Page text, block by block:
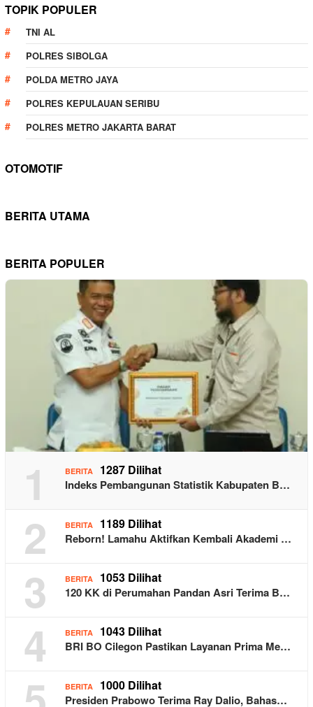
TOPIK POPULER
TNI AL
POLRES SIBOLGA
POLDA METRO JAYA
POLRES KEPULAUAN SERIBU
POLRES METRO JAKARTA BARAT
OTOMOTIF
BERITA UTAMA
BERITA POPULER
1 BERITA 1287 Dilihat
Indeks Pembangunan Statistik Kabupaten B…
2 BERITA 1189 Dilihat
Reborn! Lamahu Aktifkan Kembali Akademi …
3 BERITA 1053 Dilihat
120 KK di Perumahan Pandan Asri Terima B…
4 BERITA 1043 Dilihat
BRI BO Cilegon Pastikan Layanan Prima Me…
BERITA 1000 Dilihat
Presiden Prabowo Terima Ray Dalio, Bahas…